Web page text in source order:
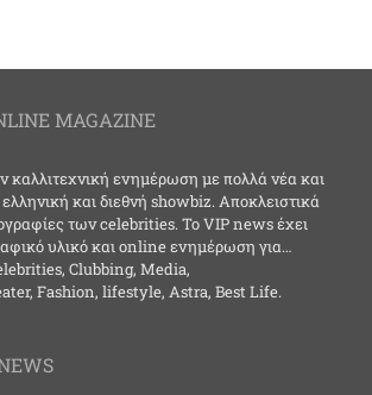
MAGAZINE
καλλιτεχνική ενημέρωση με πολλά νέα και
και διεθνή showbiz. Αποκλειστικά
των celebrities. Το VIP news έχει
υλικό και online ενημέρωση για…
Clubbing, Media,
Fashion, lifestyle, Astra, Best Life.